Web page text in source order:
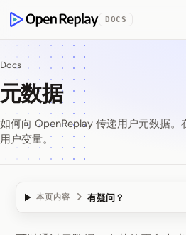
OpenReplay
DOCS
Docs
元数据
如何向 OpenReplay 传递用户元数据
用户变量。
本页内容 有疑问？